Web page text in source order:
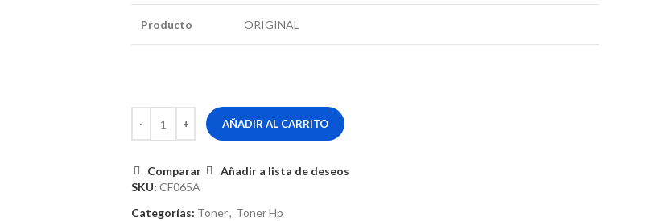
Producto ORIGINAL
AÑADIR AL CARRITO
Comparar
Añadir a lista de deseos
SKU: CF065A
Categorías: Toner, Toner Hp